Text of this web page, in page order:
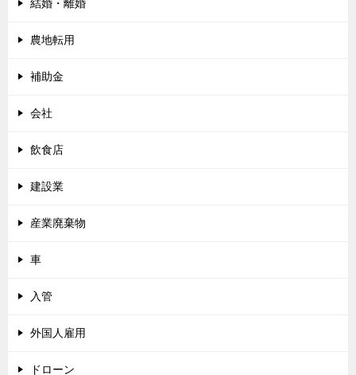
結婚・離婚
農地転用
補助金
会社
飲食店
建設業
産業廃棄物
車
入管
外国人雇用
ドローン